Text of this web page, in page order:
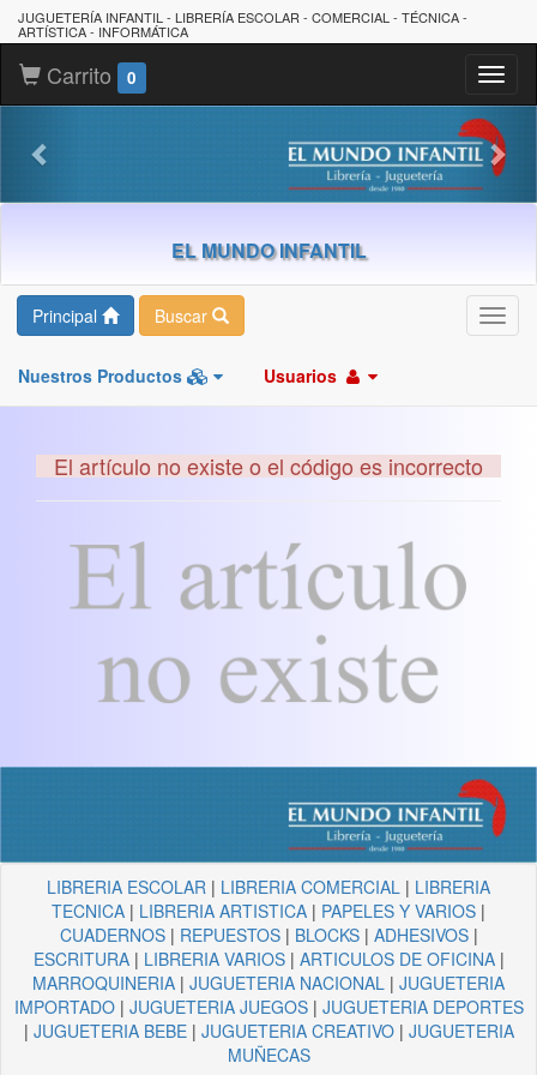
JUGUETERÍA INFANTIL - LIBRERÍA ESCOLAR - COMERCIAL - TÉCNICA -
ARTÍSTICA - INFORMÁTICA
Carrito 0
EL MUNDO INFANTIL
Principal Buscar
Nuestros Productos Usuarios
El artículo no existe o el código es incorrecto
LIBRERIA ESCOLAR | LIBRERIA COMERCIAL | LIBRERIA
TECNICA | LIBRERIA ARTISTICA | PAPELES Y VARIOS |
CUADERNOS| REPUESTOS| BLOCKS| ADHESIVOS|
ESCRITURA| LIBRERIA VARIOS| ARTICULOS DE OFICINA|
MARROQUINERIA | JUGUETERIA NACIONAL | JUGUETERIA
IMPORTADO| JUGUETERIA JUEGOS| JUGUETERIA DEPORTES
| JUGUETERIA BEBE| JUGUETERIA CREATIVO| JUGUETERIA
MUÑECAS